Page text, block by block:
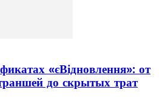
«єВідновлення»: от
до скрытых трат